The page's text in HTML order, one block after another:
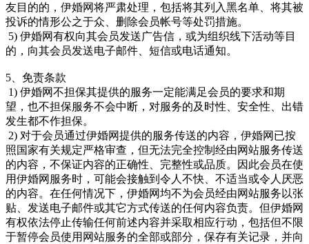
友目的的，伊婚网将严肃处理，包括将其列入黑名单、将其被
投诉的情形公之于众、删除会员帐号等处罚措施。
5) 伊婚网有权向其会员发送广告信，或为组织线下活动等目
的，向其会员发送电子邮件、短信或电话通知。
5、免责条款
1) 伊婚网不担保其提供的服务一定能满足会员的要求和期
望，也不担保服务不会中断，对服务的及时性、安全性、出错
发生都不作担保。
2) 对于会员通过伊婚网提供的服务传送的内容，伊婚网已按
照国家有关规定严格审查，但无法完全控制经由网站服务传送
的内容，不保证内容的正确性、完整性或品质。因此会员在使
用伊婚网服务时，可能会接触到令人不快、不适当或令人厌恶
的内容。在任何情况下，伊婚网均不为会员经由网站服务以张
贴、发送电子邮件或其它方式传送的任何内容负责。但伊婚网
有权依法停止传输任何前述内容并采取相应行动，包括但不限
于暂停会员使用网站服务的全部或部分，保存有关记录，并向